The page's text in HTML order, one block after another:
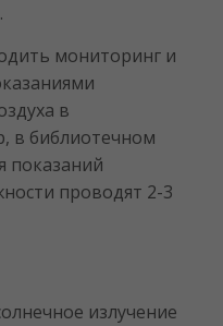
мониторинг и
в
в библиотечном
показаний
проводят 2-3
излучение